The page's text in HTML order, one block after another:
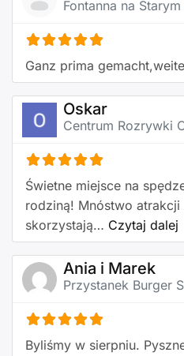
Fontanna na
Ganz prima
Oskar
Centrum Rozrywki
Świetne miejsce na
rodziną! Mnóstwo
skorzystają… Czytaj dalej
Ania i Marek
Przystanek Burger
Byliśmy w sierpniu.